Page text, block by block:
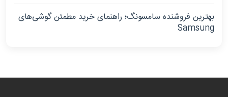
بهترین فروشنده سامسونگ؛ راهنمای خرید مطمئن گوشی‌های
Samsung